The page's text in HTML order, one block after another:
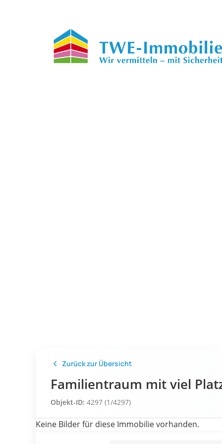
Zurück zur Übersicht
Familientraum mit viel
Objekt-ID: 4297 (1/4297)
Keine Bilder für diese Immobilie vorhanden.